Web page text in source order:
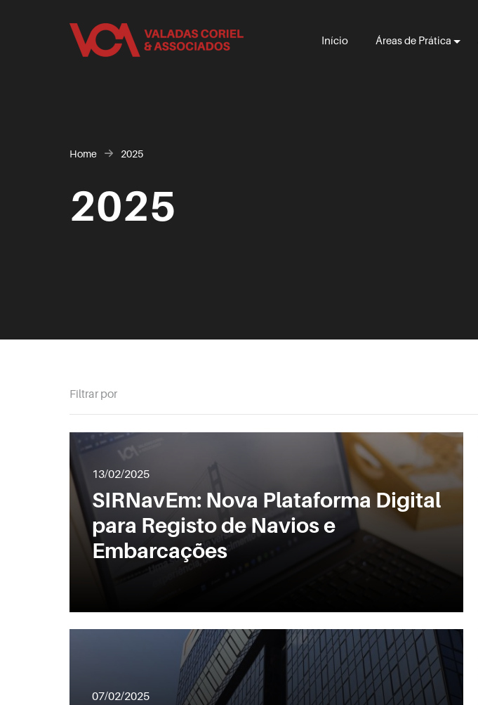
Início Áreas de Prática
Home 2025
2025
Filtrar por
13/02/2025
SIRNavEm: Nova Plataforma Digital
para Registo de Navios e
Embarcações
07/02/2025